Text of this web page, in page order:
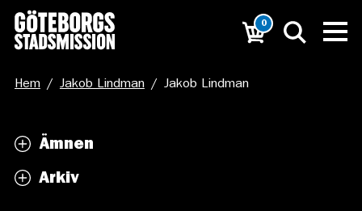
0
Hem / Jakob Lindman / Jakob Lindman
Ämnen
Arkiv